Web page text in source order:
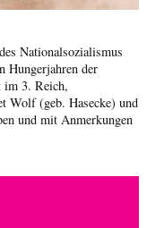
Nationalsozialismus
Hungerjahren der
im 3. Reich,
Wolf (geb. Hasecke) und
und mit Anmerkungen